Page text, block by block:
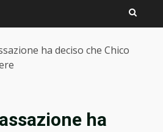
ha deciso che Chico
ha